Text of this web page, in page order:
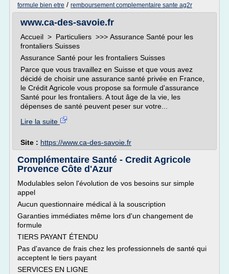
formule bien etre / remboursement complementaire sante ag2r
www.ca-des-savoie.fr
Accueil > Particuliers >>> Assurance Santé pour les
frontaliers Suisses
Assurance Santé pour les frontaliers Suisses
Parce que vous travaillez en Suisse et que vous avez
décidé de choisir une assurance santé privée en France,
le Crédit Agricole vous propose sa formule d'assurance
Santé pour les frontaliers. A tout âge de la vie, les
dépenses de santé peuvent peser sur votre...
Lire la suite
Site : https://www.ca-des-savoie.fr
Complémentaire Santé - Credit Agricole
Provence Côte d'Azur
Modulables selon l'évolution de vos besoins sur simple
appel
Aucun questionnaire médical à la souscription
Garanties immédiates même lors d'un changement de
formule
TIERS PAYANT ÉTENDU
Pas d'avance de frais chez les professionnels de santé qui
acceptent le tiers payant
SERVICES EN LIGNE